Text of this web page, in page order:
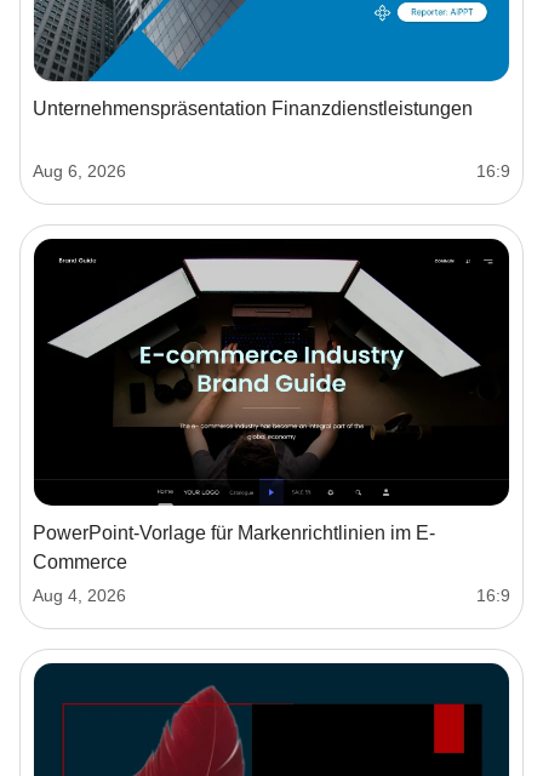
Unternehmenspräsentation Finanzdienstleistungen
Aug 6, 2026 16:9
PowerPoint-Vorlage für Markenrichtlinien im E-
Commerce
Aug 4, 2026 16:9